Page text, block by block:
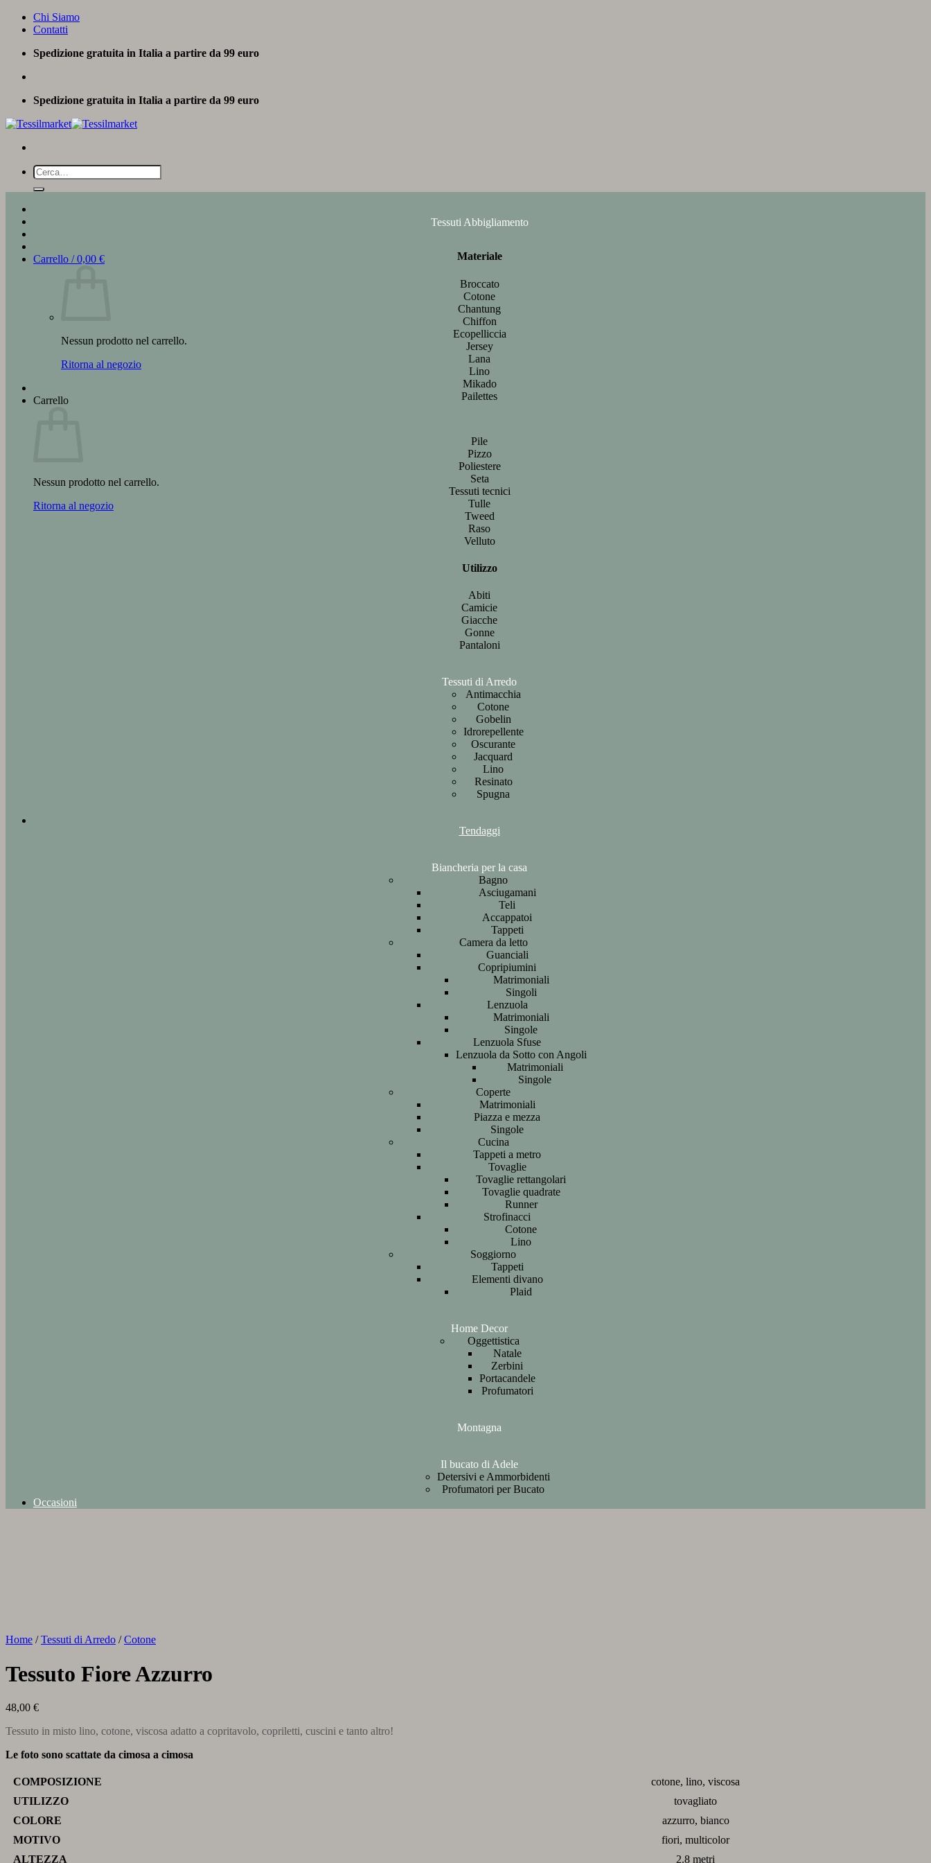
Salta
Chi Siamo
Contatti
Spedizione gratuita in Italia a partire da 99 euro
Spedizione gratuita in Italia a partire da 99 euro
Cerca:
Carrello /0,00 €
Nessun prodotto nel carrello.
Ritorna al negozio
Carrello
Nessun prodotto nel carrello.
Ritorna al negozio
Tessuti Abbigliamento
Materiale
Broccato
Cotone
Chantung
Chiffon
Ecopelliccia
Jersey
Lana
Lino
Mikado
Pailettes
Pile
Pizzo
Poliestere
Seta
Tessuti tecnici
Tulle
Tweed
Raso
Velluto
Utilizzo
Abiti
Camicie
Giacche
Gonne
Pantaloni
Tessuti di Arredo
Antimacchia
Cotone
Gobelin
Idrorepellente
Oscurante
Jacquard
Lino
Resinato
Spugna
Tendaggi
Biancheria per la casa
Bagno
Asciugamani
Teli
Accappatoi
Tappeti
Camera da letto
Guanciali
Copripiumini
Matrimoniali
Singoli
Lenzuola
Matrimoniali
Singole
Lenzuola Sfuse
Lenzuola da Sotto con Angoli
Matrimoniali
Singole
Coperte
Matrimoniali
Piazza e mezza
Singole
Cucina
Tappeti a metro
Tovaglie
Tovaglie rettangolari
Tovaglie quadrate
Runner
Strofinacci
Cotone
Lino
Soggiorno
Tappeti
Elementi divano
Plaid
Home Decor
Oggettistica
Natale
Zerbini
Portacandele
Profumatori
Montagna
Il bucato di Adele
Detersivi e Ammorbidenti
Profumatori per Bucato
Occasioni
Home / Tessuti di Arredo / Cotone
Tessuto Fiore Azzurro
48,00 €
Tessuto in misto lino, cotone, viscosa adatto a copritavolo, copriletti, cuscini e tanto altro!
Le foto sono scattate da cimosa a cimosa
COMPOSIZIONE
cotone, lino, viscosa
UTILIZZO
tovagliato
COLORE
azzurro, bianco
MOTIVO
fiori, multicolor
ALTEZZA
2.8 metri